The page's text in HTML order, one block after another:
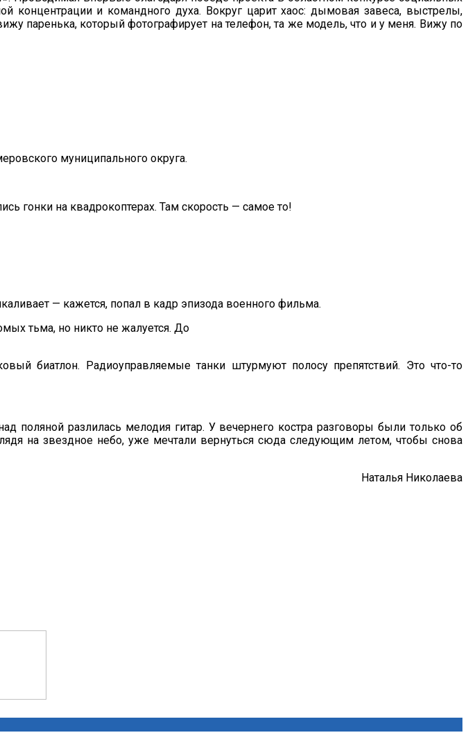
концентрации и командного духа. Вокруг царит хаос: дымовая завеса, выстрелы,
паренька, который фотографирует на телефон, та же модель, что и у меня. Вижу по
муниципального округа.
гонки на квадрокоптерах. Там скорость — самое то!
— кажется, попал в кадр эпизода военного фильма.
тьма, но никто не жалуется. До
биатлон. Радиоуправляемые танки штурмуют полосу препятствий. Это что-то
поляной разлилась мелодия гитар. У вечернего костра разговоры были только об
на звездное небо, уже мечтали вернуться сюда следующим летом, чтобы снова
Наталья Николаева